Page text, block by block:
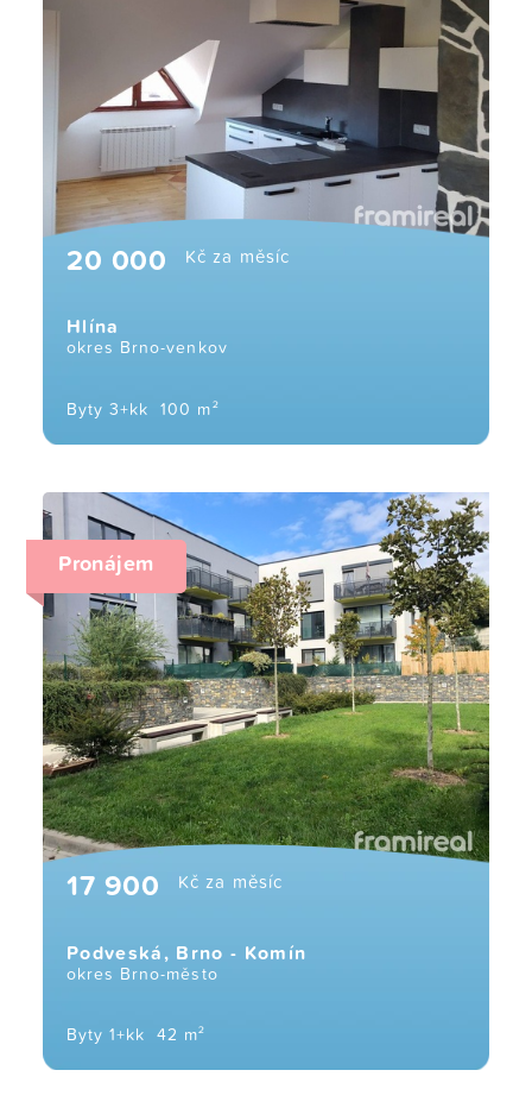
20 000 Kč za měsíc
Hlína
okres Brno-venkov
Byty 3+kk 100 m²
17 900 Kč za měsíc
Podveská, Brno - Komín
okres Brno-město
Byty 1+kk 42 m²
Pronájem